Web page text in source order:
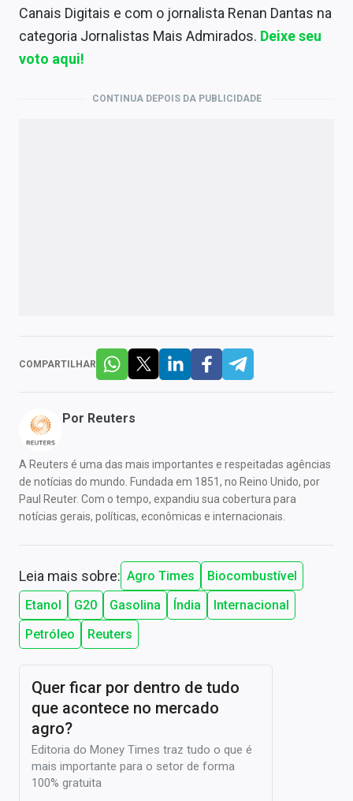
Canais Digitais e com o jornalista Renan Dantas na
categoria Jornalistas Mais Admirados. Deixe seu
voto aqui!
CONTINUA DEPOIS DA PUBLICIDADE
COMPARTILHAR
Por Reuters
A Reuters é uma das mais importantes e respeitadas agências
de notícias do mundo. Fundada em 1851, no Reino Unido, por
Paul Reuter. Com o tempo, expandiu sua cobertura para
notícias gerais, políticas, econômicas e internacionais.
Leia mais sobre: Agro Times
Biocombustível
Etanol
G20 Gasolina Índia
Internacional
Petróleo
Reuters
Quer ficar por dentro de tudo
que acontece no mercado
agro?
Editoria do Money Times traz tudo o que é
mais importante para o setor de forma
100% gratuita